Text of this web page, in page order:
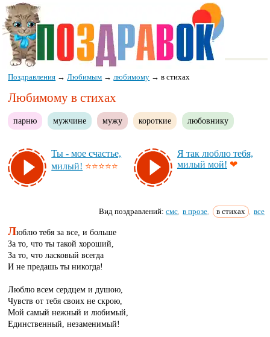
Поздравления →Любимым → любимому →в стихах
Любимому в стихах
парню мужчине мужу короткие любовнику
Ты - мое счастье,
ми­лый! ⭐⭐⭐⭐⭐
Я так люб­лю те­бя,
ми­лый мой! ❤
Вид поздравлений:смс в прозе в стихах все
Люблю тебя за все, и больше
За то, что ты такой хороший,
За то, что ласковый всегда
И не предашь ты никогда!
Люблю всем сердцем и душою,
Чувств от тебя своих не скрою,
Мой самый нежный и любимый,
Единственный, незаменимый!